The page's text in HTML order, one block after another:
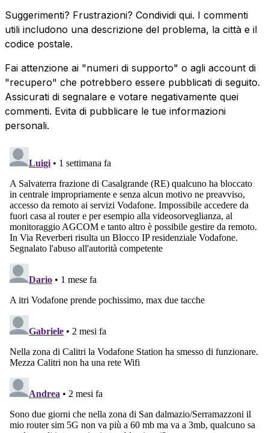
Suggerimenti? Frustrazioni? Condividi qui. I commenti
utili includono una descrizione del problema, la città e il
codice postale.
Fai attenzione ai "numeri di supporto" o agli account di
"recupero" che potrebbero essere pubblicati di seguito.
Assicurati di segnalare e votare negativamente quei
commenti. Evita di pubblicare le tue informazioni
personali.